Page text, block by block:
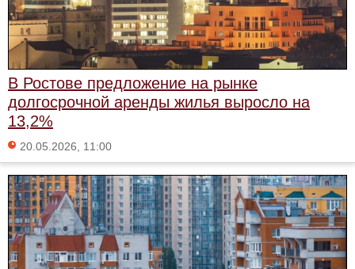
В Ростове предложение на рынке
долгосрочной аренды жилья выросло на
13,2%
20.05.2026, 11:00